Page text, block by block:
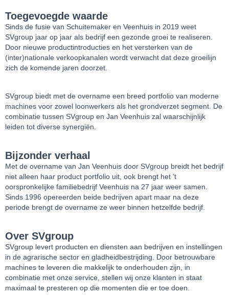
Toegevoegde waarde
Sinds de fusie van Schuitemaker en Veenhuis in 2019 weet
SVgroup jaar op jaar als bedrijf een gezonde groei te realiseren.
Door nieuwe productintroducties en het versterken van de
(inter)nationale verkoopkanalen wordt verwacht dat deze groeilijn
zich de komende jaren doorzet.
SVgroup biedt met de overname een breed portfolio van moderne
machines voor zowel loonwerkers als het grondverzet segment. De
combinatie tussen SVgroup en Jan Veenhuis zal waarschijnlijk
leiden tot diverse synergiën.
Bijzonder verhaal
Met de overname van Jan Veenhuis door SVgroup breidt het bedrijf
niet alleen haar product portfolio uit, ook brengt het ’t
oorspronkelijke familiebedrijf Veenhuis na 27 jaar weer samen.
Sinds 1996 opereerden beide bedrijven apart maar na deze
periode brengt de overname ze weer binnen hetzelfde bedrijf.
Over SVgroup
SVgroup levert producten en diensten aan bedrijven en instellingen
in de agrarische sector en gladheidbestrijding. Door betrouwbare
machines te leveren die makkelijk te onderhouden zijn, in
combinatie met onze service, stellen wij onze klanten in staat
maximaal te presteren op die momenten die er toe doen.